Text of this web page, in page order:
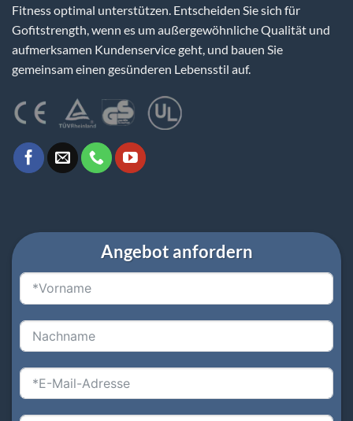
Fitness optimal unterstützen. Entscheiden Sie sich für
Gofitstrength, wenn es um außergewöhnliche Qualität und
aufmerksamen Kundenservice geht, und bauen Sie
gemeinsam einen gesünderen Lebensstil auf.
Angebot anfordern